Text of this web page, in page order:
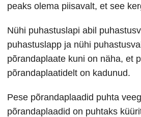
peaks olema piisavalt, et see
Nühi puhastuslapi abil
puhastuslapp ja nühi
põrandaplaate kuni on näha, et
põrandaplaatidelt on kadunud.
Pese põrandaplaadid puhta
põrandaplaadid on puhtaks